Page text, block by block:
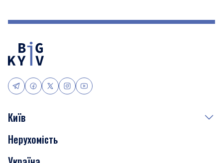
Київ
Події
Нерухомість